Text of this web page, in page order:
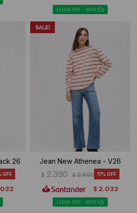
LLEGA HOY - MVD
26 Jean New Athenea - V26
$ 2.390 $ 2.690 11
$ 2.032
LLEGA HOY - MVD